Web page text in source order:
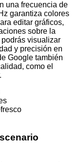
una frecuencia de
garantiza colores
editar gráficos,
sobre la
visualizar
y precisión en
Google también
como el